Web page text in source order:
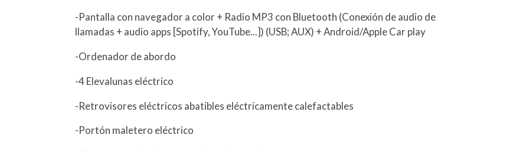
-Pantalla con navegador a color + Radio MP3 con Bluetooth (Conexión de audio de
llamadas + audio apps [Spotify, YouTube...]) (USB; AUX) + Android/Apple Car play
-Ordenador de abordo
-4 Elevalunas eléctrico
-Retrovisores eléctricos abatibles eléctricamente calefactables
-Portón maletero eléctrico